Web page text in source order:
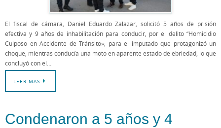
El fiscal de cámara, Daniel Eduardo Zalazar, solicitó 5 años de prisión
efectiva y 9 años de inhabilitación para conducir, por el delito “Homicidio
Culposo en Accidente de Tránsito»; para el imputado que protagonizó un
choque, mientras conducía una moto en aparente estado de ebriedad, lo que
concluyó con el…
LEER MAS
Condenaron a 5 años y 4